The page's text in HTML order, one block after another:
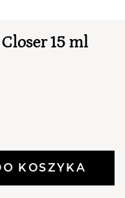
15 ml
KOSZYKA